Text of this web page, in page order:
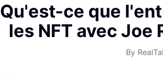
Qu'est-ce que
les NFT avec Joe
By